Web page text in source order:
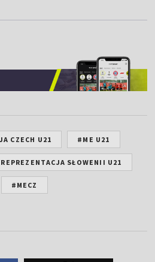
CZECH U21 #ME U21
SŁOWENII U21
#MECZ